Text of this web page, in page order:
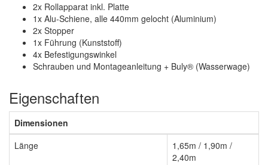
2x Rollapparat inkl. Platte
1x Alu-Schiene, alle 440mm gelocht (Aluminium)
2x Stopper
1x Führung (Kunststoff)
4x Befestigungswinkel
Schrauben und Montageanleitung + Buly® (Wasserwage)
Eigenschaften
Dimensionen
Länge
1,65m / 1,90m /
2,40m